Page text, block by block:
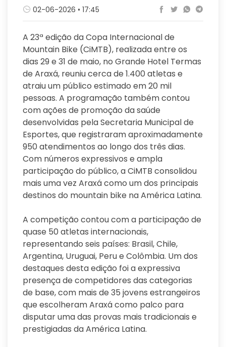
02-06-2026 • 17:45
A 23ª edição da Copa Internacional de
Mountain Bike (CiMTB), realizada entre os
dias 29 e 31 de maio, no Grande Hotel Termas
de Araxá, reuniu cerca de 1.400 atletas e
atraiu um público estimado em 20 mil
pessoas. A programação também contou
com ações de promoção da saúde
desenvolvidas pela Secretaria Municipal de
Esportes, que registraram aproximadamente
950 atendimentos ao longo dos três dias.
Com números expressivos e ampla
participação do público, a CiMTB consolidou
mais uma vez Araxá como um dos principais
destinos do mountain bike na América Latina.
A competição contou com a participação de
quase 50 atletas internacionais,
representando seis países: Brasil, Chile,
Argentina, Uruguai, Peru e Colômbia. Um dos
destaques desta edição foi a expressiva
presença de competidores das categorias
de base, com mais de 35 jovens estrangeiros
que escolheram Araxá como palco para
disputar uma das provas mais tradicionais e
prestigiadas da América Latina.